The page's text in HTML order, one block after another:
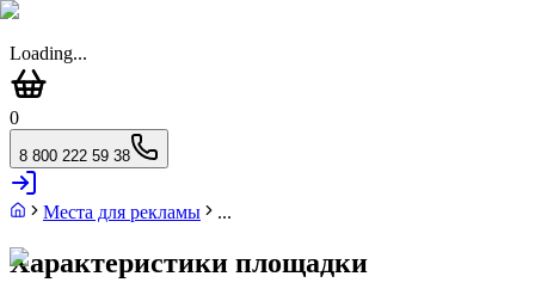
Loading...
0
8 800 222 59 38
Места для рекламы ...
Характеристики площадки